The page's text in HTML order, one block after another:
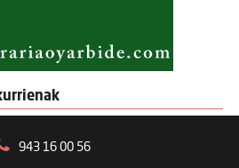
943 16 00 56